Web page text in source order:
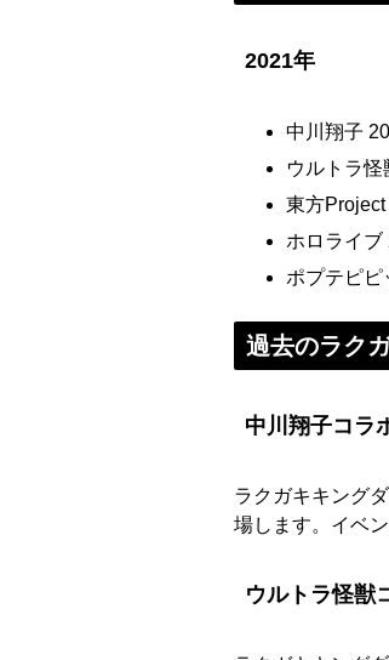
2021年
中川翔子
ウルトラ
東方
ホロライブ
ポプテピピ
過去のラク
中川翔子コラ
ラクガキキング
場します。イベ
ウルトラ怪獣